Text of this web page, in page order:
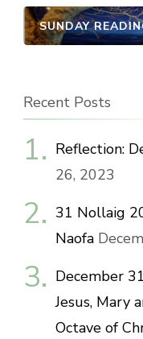
SUNDAY
Recent Posts
Reflection:
26, 2023
31 Nollaig
Naofa
December
Jesus, Mary
Octave of